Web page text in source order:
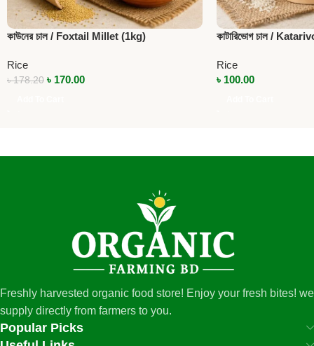
কাউনের চাল / Foxtail Millet (1kg)
Rice
৳178.20 ৳ 170.00
কাটারিভোগ চাল /
Rice
৳ 100.00
Freshly harvested organic food store! Enjoy your fresh bites! we
supply directly from farmers to you.
Popular Picks